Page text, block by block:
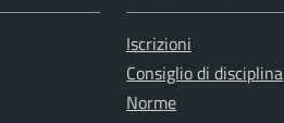
Iscrizioni
Consiglio di disciplina
Norme